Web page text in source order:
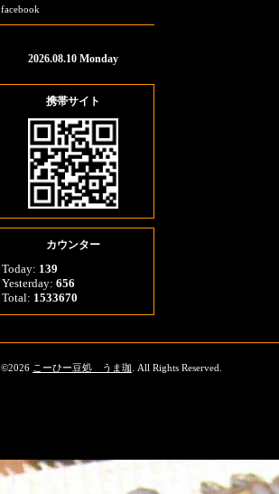
facebook
2026.08.10 Monday
携帯サイト
カウンター
Today: 139
Yesterday: 656
Total: 1533670
©2026 こーひー豆処 うま珈 . All Rights Reserved.